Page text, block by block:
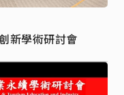
新學術研討會